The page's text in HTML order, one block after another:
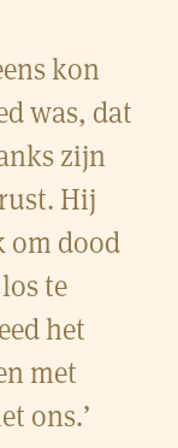
kon
was, dat
zijn
Hij
om dood
te
het
met
ons.’